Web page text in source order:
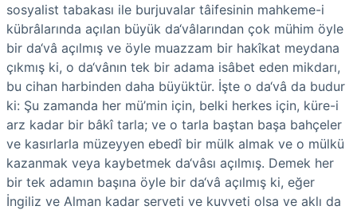
sosyalist tabakası ile burjuvalar tâifesinin mahkeme-i
kübrâla­rında açılan büyük da‘vâlarından çok mühim öyle
bir da‘vâ açılmış ve öyle muazzam bir hakîkat meydana
çıkmış ki, o da‘vânın tek bir adama isâbet eden mikdarı,
bu cihan harbinden daha büyüktür. İşte o da‘vâ da budur
ki: Şu zamanda her mü’min için, belki herkes için, küre-i
arz kadar bir bâkî tarla; ve o tarla baştan başa bahçeler
ve kasırlarla müzeyyen ebedî bir mülk almak ve o mülkü
kazanmak veya kaybet­mek da‘vâsı açılmış. Demek her
bir tek adamın başına öyle bir da‘vâ açılmış ki, eğer
İngiliz ve Alman kadar serveti ve kuvveti olsa ve aklı da